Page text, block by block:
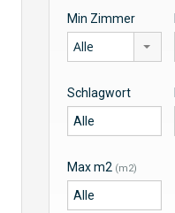
Min Zimmer
Alle
Schlagwort
Max m2 (m2)